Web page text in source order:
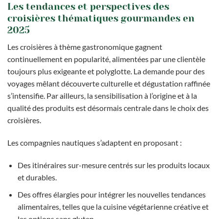
Les tendances et perspectives des
croisières thématiques gourmandes en
2025
Les croisières à thème gastronomique gagnent
continuellement en popularité, alimentées par une clientèle
toujours plus exigeante et polyglotte. La demande pour des
voyages mêlant découverte culturelle et dégustation raffinée
s’intensifie. Par ailleurs, la sensibilisation à l’origine et à la
qualité des produits est désormais centrale dans le choix des
croisières.
Les compagnies nautiques s’adaptent en proposant :
Des itinéraires sur-mesure centrés sur les produits locaux
et durables.
Des offres élargies pour intégrer les nouvelles tendances
alimentaires, telles que la cuisine végétarienne créative et